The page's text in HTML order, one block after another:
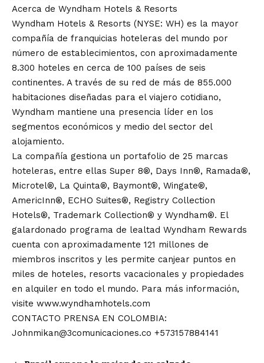
Acerca de Wyndham Hotels & Resorts
Wyndham Hotels & Resorts (NYSE: WH) es la mayor
compañía de franquicias hoteleras del mundo por
número de establecimientos, con aproximadamente
8.300 hoteles en cerca de 100 países de seis
continentes. A través de su red de más de 855.000
habitaciones diseñadas para el viajero cotidiano,
Wyndham mantiene una presencia líder en los
segmentos económicos y medio del sector del
alojamiento.
La compañía gestiona un portafolio de 25 marcas
hoteleras, entre ellas Super 8®, Days Inn®, Ramada®,
Microtel®, La Quinta®, Baymont®, Wingate®,
AmericInn®, ECHO Suites®, Registry Collection
Hotels®, Trademark Collection® y Wyndham®. El
galardonado programa de lealtad Wyndham Rewards
cuenta con aproximadamente 121 millones de
miembros inscritos y les permite canjear puntos en
miles de hoteles, resorts vacacionales y propiedades
en alquiler en todo el mundo. Para más información,
visite www.wyndhamhotels.com
CONTACTO PRENSA EN COLOMBIA:
Johnmikan@3comunicaciones.co +573157884141